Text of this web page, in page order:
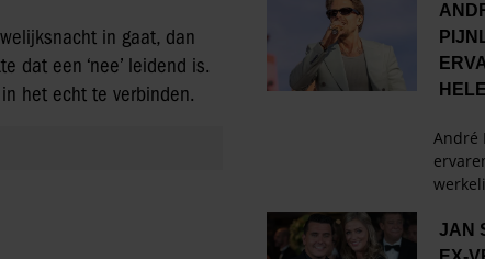
in gaat, dan
dat een ‘nee’ leidend is.
het echt te verbinden.